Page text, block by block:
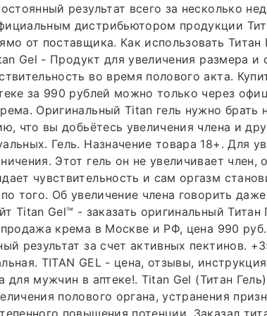
результат всего за несколько
дистрибьютором продукции
от поставщика. Как использовать
Gel - Продукт для увеличения размера и
во время полового акта.
за 990 рублей можно только через
Оригинальный Titan гель нужно брать
что вы добьётесь увеличения члена и
Гель. Назначение товара 18+. Для
Этот гель он не увеличивает член,
чувствительность и сам оргазм
того. Об увеличение члена говорить
Titan Gel™ - заказать оригинальный Титан
крема в Москве и РФ, цена 990
результат за счет активных пектинов.
TITAN GEL - цена, отзывы,
для мужчин в аптеке!. Titan Gel (Титан
полового органа, устранения
повышения потенции. Заказал